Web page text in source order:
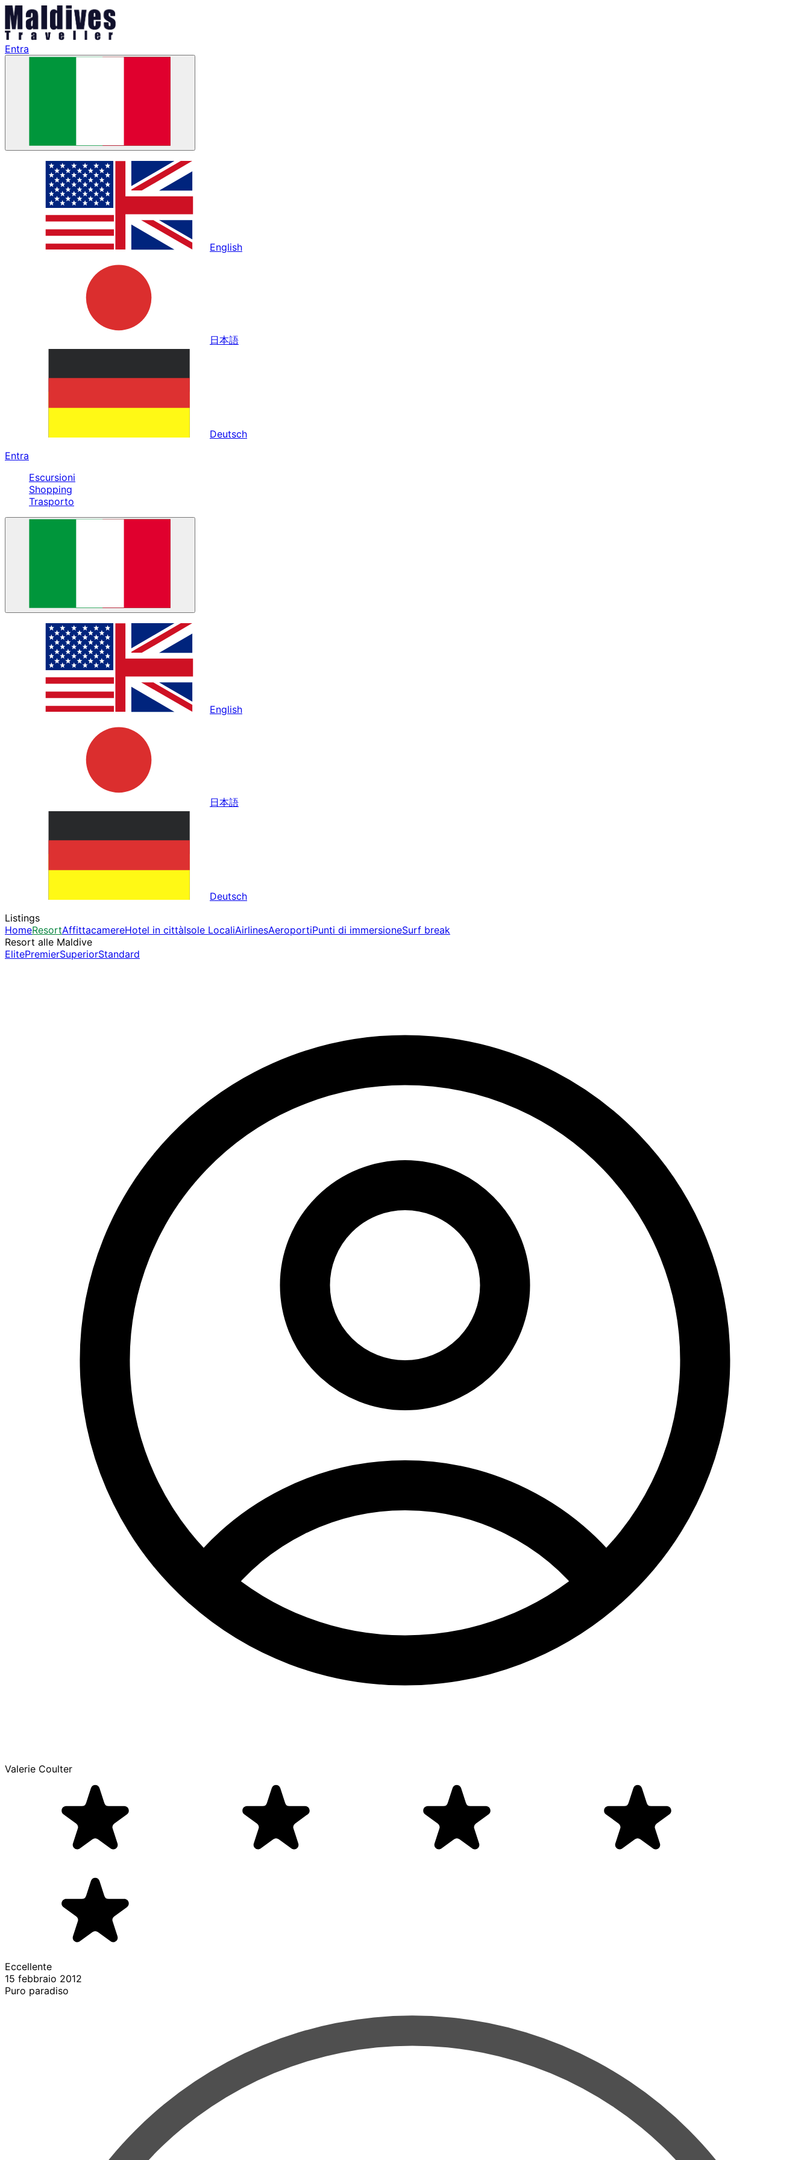
Entra
English
日本語
Deutsch
Entra
Escursioni
Shopping
Trasporto
English
日本語
Deutsch
Listings
HomeResortAffittacamereHotel in cittàIsole LocaliAirlinesAeroportiPunti di immersioneSurf break
Resort alle Maldive
ElitePremierSuperiorStandard
Valerie Coulter
Eccellente
15 febbraio 2012
Puro paradiso